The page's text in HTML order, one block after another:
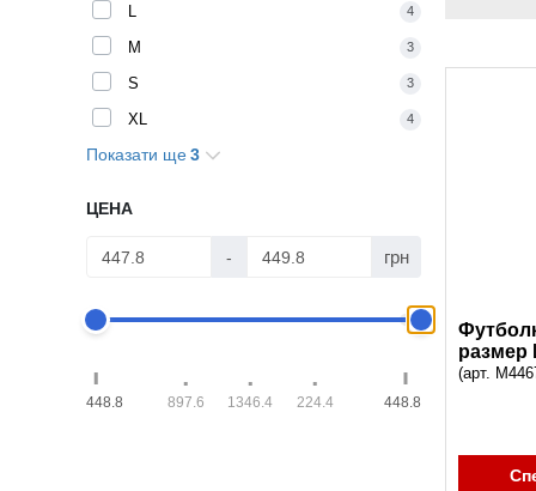
L 4
M 3
S 3
XL 4
XS
Показати ще3
ЦЕНА
- грн
448.8 897.6 1346.4 224.4 448.8
размер
(арт.